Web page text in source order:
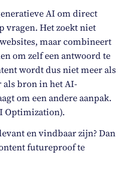
AI om direct
vragen. Het zoekt niet
maar combineert
om zelf een antwoord te
wordt dus niet meer als
bron in het AI-
om een andere aanpak.
Optimization).
en vindbaar zijn? Dan
futureproof te